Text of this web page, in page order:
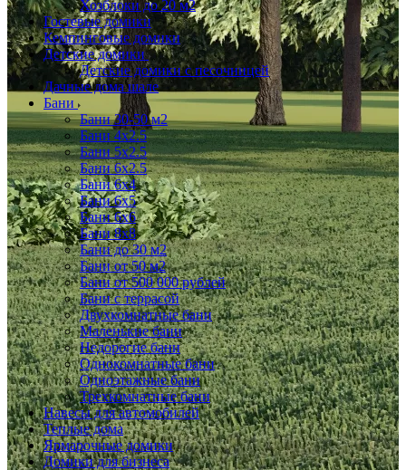
Хозблоки до 20 м2
Гостевые домики
Кемпинговые домики
Детские домики
Детские домики с песочницей
Дачные дома шале
Бани
Бани 30-50 м2
Бани 4x2.5
Бани 5x2.5
Бани 6x2.5
Бани 6х4
Бани 6х5
Бани 6х6
Бани 8x8
Бани до 30 м2
Бани от 50 м2
Бани от 500 000 рублей
Бани с террасой
Двухкомнатные бани
Маленькие бани
Недорогие бани
Однокомнатные бани
Одноэтажные бани
Трехкомнатные бани
Навесы для автомобилей
Теплые дома
Ярмарочные домики
Домики для бизнеса